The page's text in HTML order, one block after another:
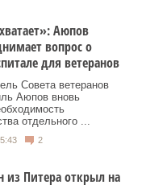
Аюпов
вопрос о
для ветеранов
Совета ветеранов
Аюпов вновь
отдельного ...
2
из Питера открыл на